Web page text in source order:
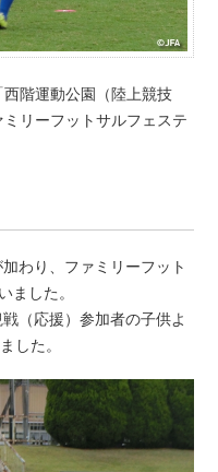
階運動公園（陸上競技
ミリーフットサルフェステ
わり、ファミリーフット
ました。
（応援）参加者の子供よ
した。